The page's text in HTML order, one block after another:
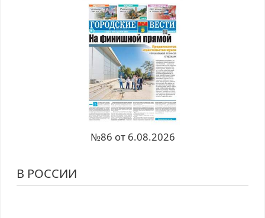
№86 от 6.08.2026
В РОССИИ